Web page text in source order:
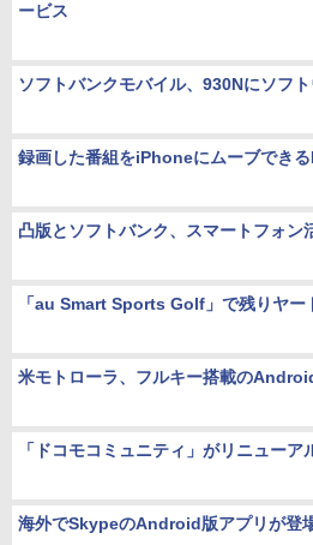
ービス
ソフトバンクモバイル、930Nにソフ
録画した番組をiPhoneにムーブでき
凸版とソフトバンク、スマートフォン
「au Smart Sports Golf」で残りヤー
米モトローラ、フルキー搭載の
「ドコモコミュニティ」がリニュー
海外でSkypeのAndroid版アプリが登